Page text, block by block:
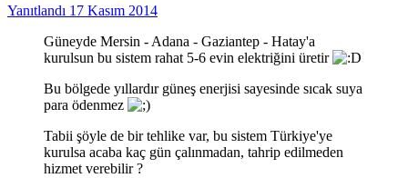
Yanıtlandı 17 Kasım 2014
Güneyde Mersin - Adana - Gaziantep - Hatay'a
kurulsun bu sistem rahat 5-6 evin elektriğini üretir
Bu bölgede yıllardır güneş enerjisi sayesinde sıcak suya
para ödenmez
Tabii şöyle de bir tehlike var, bu sistem Türkiye'ye
kurulsa acaba kaç gün çalınmadan, tahrip edilmeden
hizmet verebilir ?